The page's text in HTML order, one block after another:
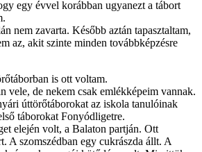
egy évvel korábban ugyanezt a tábort
nem zavarta. Később aztán tapasztaltam,
az, akit szinte minden továbbképzésre
is ott voltam.
vele, de nekem csak emlékképeim vannak.
úttörőtáborokat az iskola tanulóinak
táborokat Fonyódligetre.
elején volt, a Balaton partján. Ott
A szomszédban egy cukrászda állt. A